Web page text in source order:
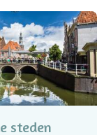
steden